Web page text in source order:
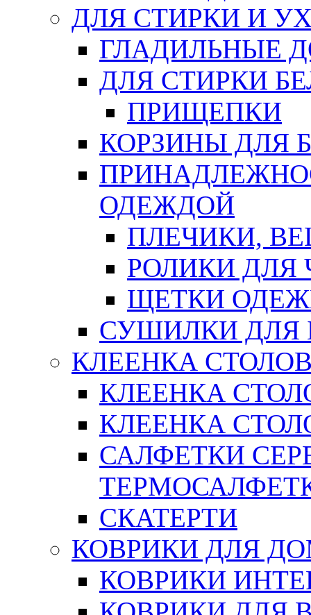
ДЛЯ СТИРКИ И
ГЛАДИЛЬНЫЕ
ДЛЯ СТИРКИ
ПРИЩЕПКИ
КОРЗИНЫ ДЛЯ
ОДЕЖДОЙ
ПЛЕЧИКИ,
РОЛИКИ ДЛЯ
ЩЕТКИ
СУШИЛКИ ДЛЯ
КЛЕЕНКА
КЛЕЕНКА
КЛЕЕНКА
САЛФЕТКИ
СКАТЕРТИ
КОВРИКИ ДЛЯ
КОВРИКИ